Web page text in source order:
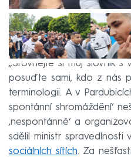
„Srovnejte si můj slovník
posuďte sami, kdo z nás
terminologii. A v
spontánní shromáždění‘
‚nespontánně‘ a
sdělil ministr spravedlnosti
sociálních sítích. Za